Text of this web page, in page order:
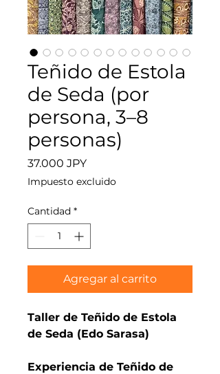
Teñido de Estola
de Seda (por
persona, 3–8
personas)
37.000 JPYPrecio
Impuesto excluido
Cantidad *
Agregar al carrito
Taller de Teñido de Estola
de Seda (Edo Sarasa)
Experiencia de Teñido de